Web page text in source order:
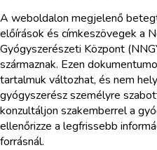
A weboldalon megjelenő
előírások és címkeszövegek a
Gyógyszerészeti Központ
származnak. Ezen
tartalmuk változhat, és nem
gyógyszerész személyre
konzultáljon szakemberrel a
ellenőrizze a legfrissebb
forrásnál.